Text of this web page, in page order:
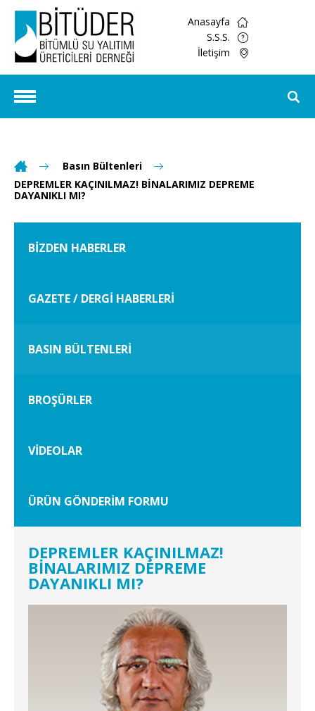
Anasayfa
S.S.S.
İletişim
Basın Bültenleri
DEPREMLER KAÇINILMAZ! BİNALARIMIZ DEPREME
DAYANIKLI MI?
BİZDEN HABERLER
GAZETE / DERGİ HABERLERİ
BASIN BÜLTENLERİ
BROŞÜRLER
VİDEOLAR
ÜRÜN GÖNDERİM FORMU
DEPREMLER KAÇINILMAZ!
BİNALARIMIZ DEPREME
DAYANIKLI MI?